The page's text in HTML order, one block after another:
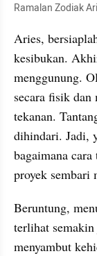
Ramalan Zodiak
Aries,
kesibukan.
menggunung.
secara fisik
tekanan.
dihindari. Jadi,
bagaimana
proyek sembari
Beruntung,
terlihat
menyambut